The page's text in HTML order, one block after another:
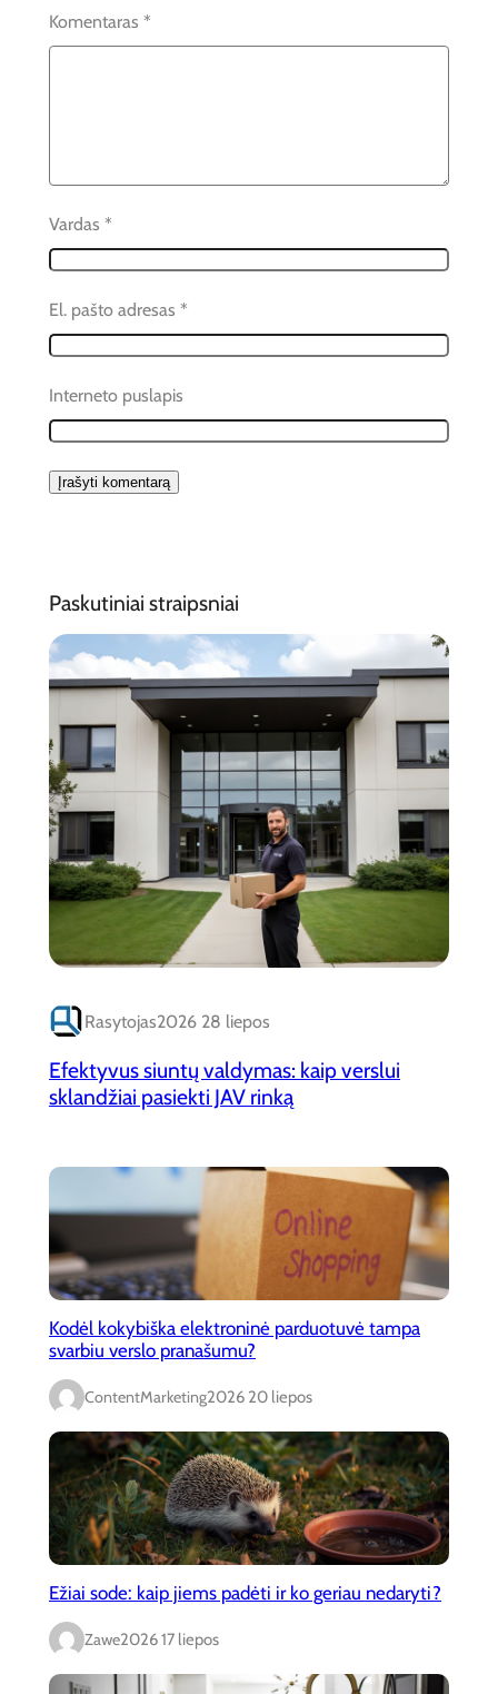
Komentaras *
Vardas *
El. pašto adresas *
Interneto puslapis
Paskutiniai straipsniai
Rasytojas2026 28 liepos
Efektyvus siuntų valdymas: kaip verslui
sklandžiai pasiekti JAV rinką
Kodėl kokybiška elektroninė parduotuvė tampa
svarbiu verslo pranašumu?
ContentMarketing2026 20 liepos
Ežiai sode: kaip jiems padėti ir ko geriau nedaryti?
Zawe2026 17 liepos